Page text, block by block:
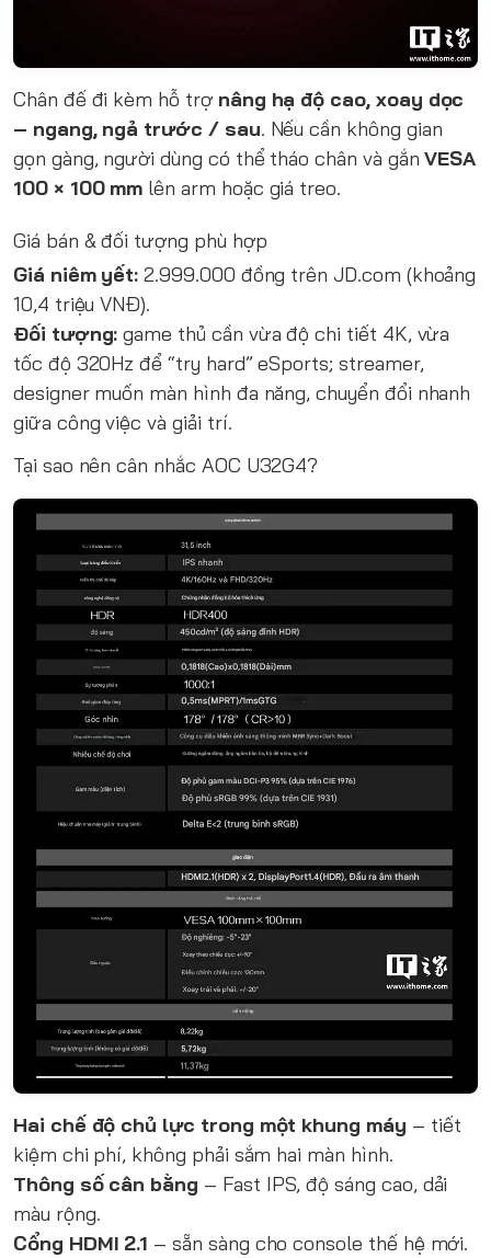
Chân đế đi kèm hỗ trợ nâng hạ độ cao, xoay dọc
– ngang, ngả trước / sau. Nếu cần không gian
gọn gàng, người dùng có thể tháo chân và gắnVESA
100 × 100 mm lên arm hoặc giá treo.
Giá bán & đối tượng phù hợp
Giá niêm yết: 2.999.000 đồng trên JD.com (khoảng
10,4 triệu VNĐ).
Đối tượng: game thủ cần vừa độ chi tiết 4K, vừa
tốc độ 320Hz để “try hard” eSports; streamer,
designer muốn màn hình đa năng, chuyển đổi nhanh
giữa công việc và giải trí.
Tại sao nên cân nhắc AOC U32G4?
Hai chế độ chủ lực trong một khung máy – tiết
kiệm chi phí, không phải sắm hai màn hình.
Thông số cân bằng – Fast IPS, độ sáng cao, dải
màu rộng.
Cổng HDMI 2.1 – sẵn sàng cho console thế hệ mới.